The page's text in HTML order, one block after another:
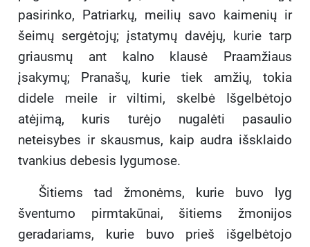
pasirinko, Patriarkų, meilių savo kaimenių ir
šeimų sergėtojų; įstatymų davėjų, kurie tarp
griausmų ant kalno klausė Praamžiaus
įsakymų; Pranašų, kurie tiek amžių, tokia
didele meile ir viltimi, skelbė Išgelbėtojo
atėjimą, kuris turėjo nugalėti pasaulio
neteisybes ir skausmus, kaip audra išsklaido
tvankius debesis lygumose.
Šitiems tad žmonėms, kurie buvo lyg
šventumo pirmtakūnai, šitiems žmonijos
geradariams, kurie buvo prieš išgelbėtojo